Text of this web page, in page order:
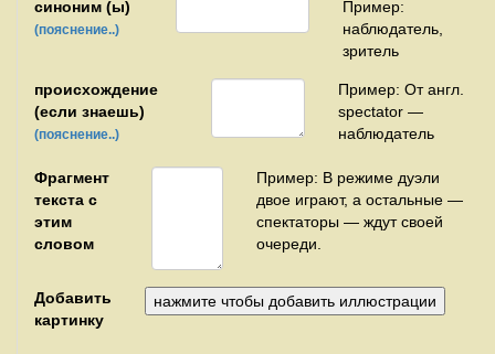
синоним (ы)
(пояснение..)
Пример:
наблюдатель,
зритель
происхождение
(если знаешь)
(пояснение..)
Пример: От англ.
spectator —
наблюдатель
Фрагмент
текста с
этим
словом
Пример: В режиме дуэли
двое играют, а остальные —
спектаторы — ждут своей
очереди.
Добавить
картинку